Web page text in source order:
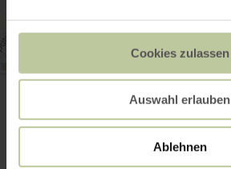
Cookies zulassen
Auswahl erlauben
Ablehnen
Familienrunde Venwegen
Anreise planen